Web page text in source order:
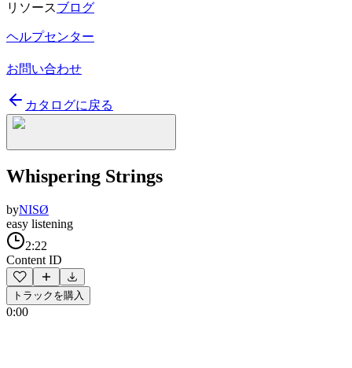
リソースブログ
ヘルプセンター
お問い合わせ
カタログに戻る
Whispering Strings
byNISØ
easy listening
2:22
Content ID
トラックを購入
0:00